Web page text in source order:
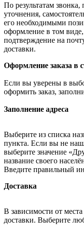
По результатам звонка,
уточнения,
его необходимыми
оформление в том виде,
подтверждение на
доставки.
Оформление заказа в
Если вы уверены в
оформить заказ,
Заполнение адреса
Выберите из списка
пункта. Если вы не
выберите значение
название своего
Введите правильный
Доставка
В зависимости от
доставки. Выберите